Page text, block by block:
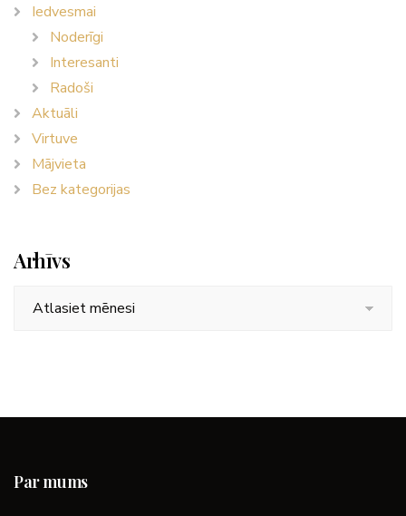
Iedvesmai
Noderīgi
Interesanti
Radoši
Aktuāli
Virtuve
Mājvieta
Bez kategorijas
Arhīvs
Par mums